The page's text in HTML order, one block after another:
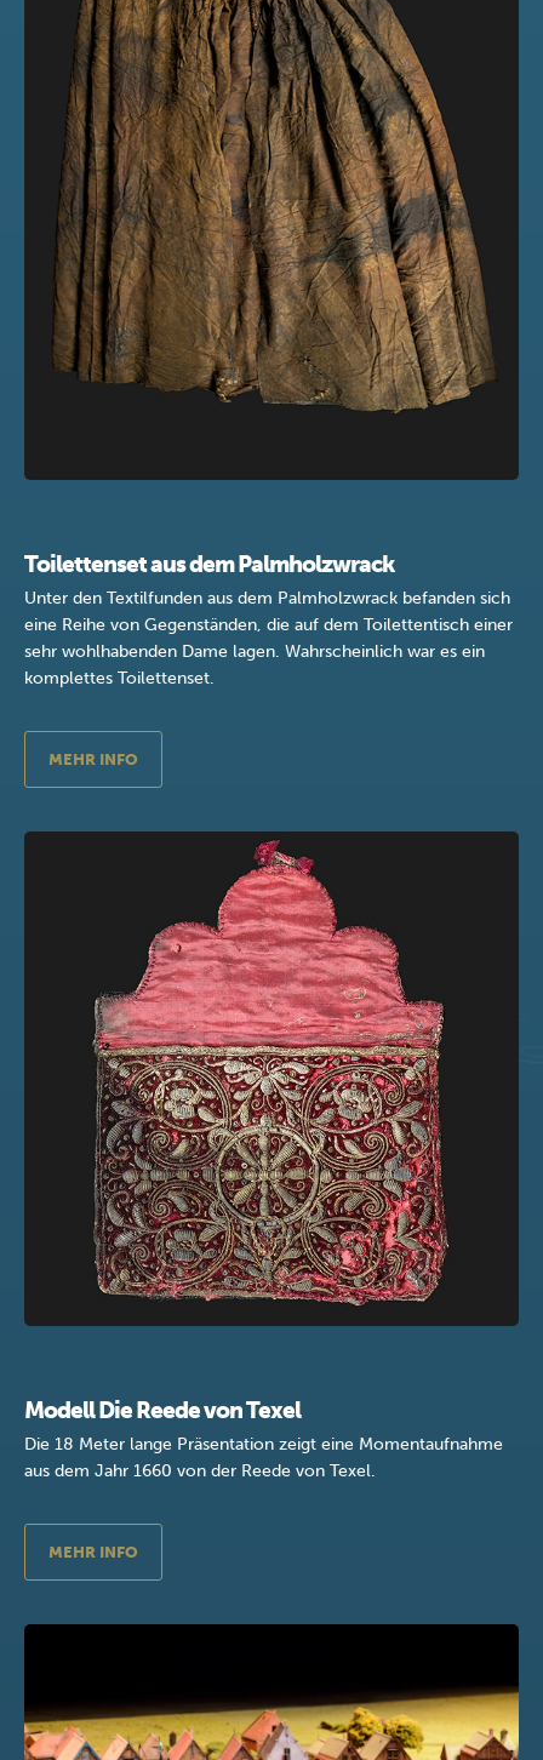
Toilettenset aus dem Palmholzwrack
Unter den Textilfunden aus dem Palmholzwrack befanden sich
eine Reihe von Gegenständen, die auf dem Toilettentisch einer
sehr wohlhabenden Dame lagen. Wahrscheinlich war es ein
komplettes Toilettenset.
MEHR INFO
Modell Die Reede von Texel
Die 18 Meter lange Präsentation zeigt eine Momentaufnahme
aus dem Jahr 1660 von der Reede von Texel.
MEHR INFO